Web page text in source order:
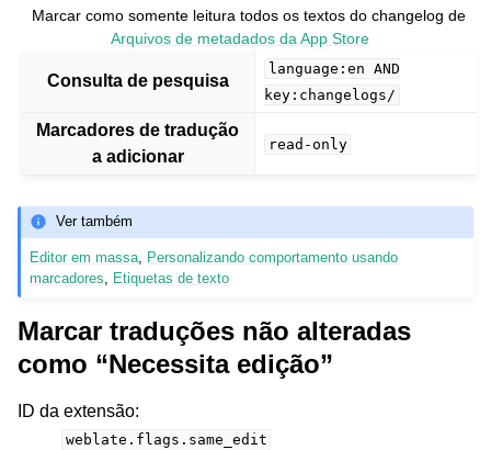
Marcar como somente leitura todos os textos do changelog de
Arquivos de metadados da App Store
Consulta de pesquisa
language:en AND
key:changelogs/
Marcadores de tradução
a adicionar
read-only
Ver também
Editor em massa
Personalizando comportamento usando
marcadores
Etiquetas de texto
Marcar traduções não alteradas
como “Necessita edição”
ID da extensão:
weblate.flags.same_edit